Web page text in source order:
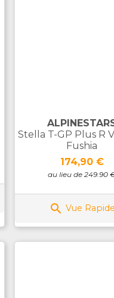
Stella T-GP Plus R
Fushia
Prix
174,90 €
au lieu de 249.90
 Vue Rapide